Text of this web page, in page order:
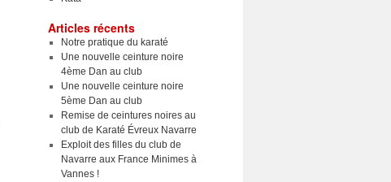
Articles récents
Notre pratique du karaté
Une nouvelle ceinture noire
4ème Dan au club
Une nouvelle ceinture noire
5ème Dan au club
Remise de ceintures noires au
club de Karaté Évreux Navarre
Exploit des filles du club de
Navarre aux France Minimes à
Vannes !